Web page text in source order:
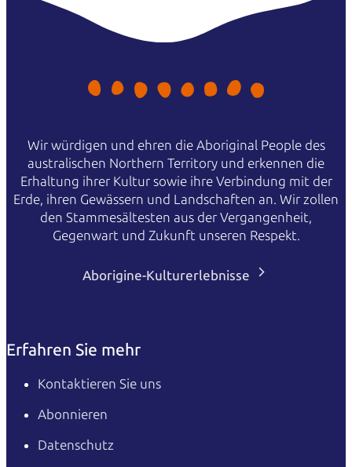
Wir würdigen und ehren die Aboriginal People des
australischen Northern Territory und erkennen die
Erhaltung ihrer Kultur sowie ihre Verbindung mit der
Erde, ihren Gewässern und Landschaften an. Wir zollen
den Stammesältesten aus der Vergangenheit,
Gegenwart und Zukunft unseren Respekt.
Aborigine-Kulturerlebnisse
Erfahren Sie mehr
Kontaktieren Sie uns
Abonnieren
Datenschutz